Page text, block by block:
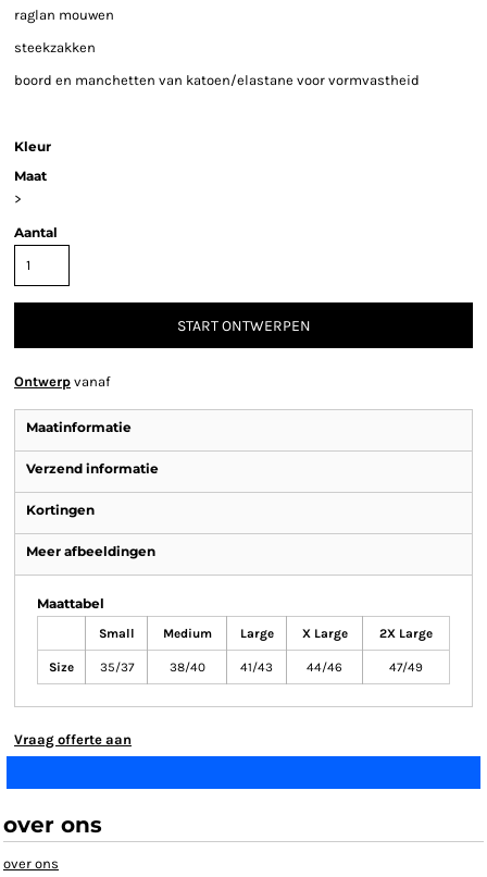
raglan mouwen
steekzakken
boord en manchetten van katoen/elastane voor vormvastheid
Kleur
Maat
>
Aantal
START ONTWERPEN
Ontwerp vanaf
Maatinformatie
Verzend informatie
Kortingen
Meer afbeeldingen
Maattabel
Small Medium Large X Large 2X Large
Size 35/37 38/40 41/43 44/46 47/49
Vraag offerte aan
over ons
over ons